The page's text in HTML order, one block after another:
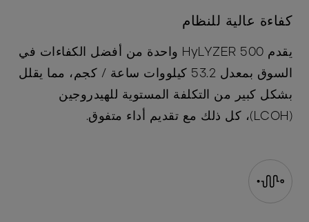
كفاءة عالية للنظام
يقدم HyLYZER 500 واحدة من أفضل الكفاءات في
السوق بمعدل 53.2 كيلووات ساعة / كجم، مما يقلل
بشكل كبير من التكلفة المستوية للهيدروجين
(LCOH)، كل ذلك مع تقديم أداء متفوق.